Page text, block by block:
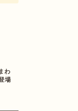
わ
場